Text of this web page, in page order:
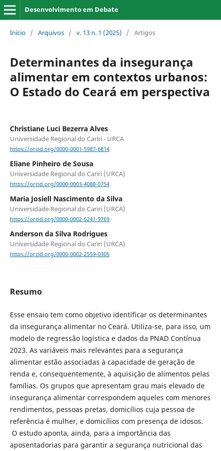
Desenvolvimento em Debate
Início / Arquivos / v. 13 n. 1 (2025) / Artigos
Determinantes da insegurança
alimentar em contextos urbanos:
O Estado do Ceará em perspectiva
Christiane Luci Bezerra Alves
Universidade Regional do Cariri - URCA
https://orcid.org/0000-0001-5987-6814
Eliane Pinheiro de Sousa
Universidade Regional do Cariri (URCA)
https://orcid.org/0000-0003-4088-0754
Maria Josiell Nascimento da Silva
Universidade Regional do Cariri (URCA)
https://orcid.org/0000-0002-6241-9769
Anderson da Silva Rodrigues
Universidade Regional do Cariri (URCA)
https://orcid.org/0000-0002-2559-0305
Resumo
Esse ensaio tem como objetivo identificar os determinantes
da insegurança alimentar no Ceará. Utiliza-se, para isso, um
modelo de regressão logística e dados da PNAD Contínua
2023. As variáveis mais relevantes para a segurança
alimentar estão associadas à capacidade de geração de
renda e, consequentemente, à aquisição de alimentos pelas
famílias. Os grupos que apresentam grau mais elevado de
insegurança alimentar correspondem aqueles com menores
rendimentos, pessoas pretas, domicílios cuja pessoa de
referência é mulher, e domicílios com presença de idosos.
O estudo aponta, ainda, para a importância das
aposentadorias para garantir a segurança nutricional das